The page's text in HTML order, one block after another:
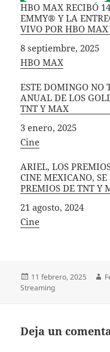
HBO MAX RECIBÓ
EMMY® Y LA
VIVO POR HBO MAX
Fecha
8 septiembre, 2025
In relation to
HBO MAX
ESTE DOMINGO NO
ANUAL DE LOS
TNT Y MAX
Fecha
3 enero, 2025
In relation to
Cine
ARIEL, LOS
CINE MEXICANO,
PREMIOS DE TNT Y
Fecha
21 agosto, 2024
In relation to
Cine
Publicado
el
11 febrero, 2025
Streaming
Deja un